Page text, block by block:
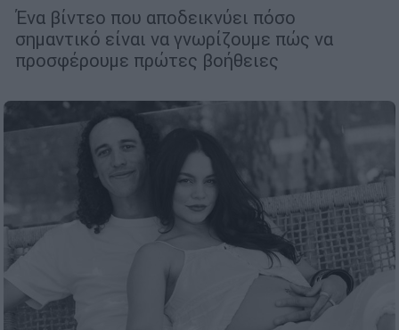
Ένα βίντεο που αποδεικνύει πόσο
σημαντικό είναι να γνωρίζουμε πώς να
προσφέρουμε πρώτες βοήθειες